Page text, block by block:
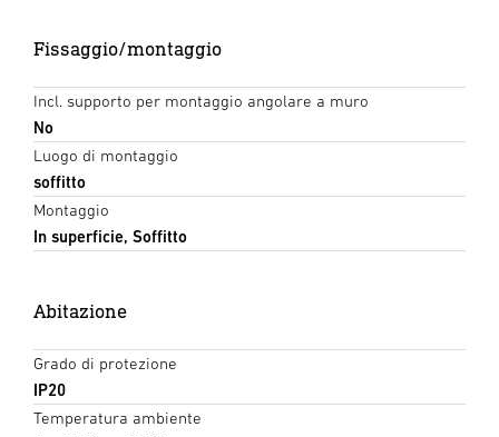
Fissaggio/montaggio
Incl. supporto per montaggio angolare a muro
No
Luogo di montaggio
soffitto
Montaggio
In superficie, Soffitto
Abitazione
Grado di protezione
IP20
Temperatura ambiente